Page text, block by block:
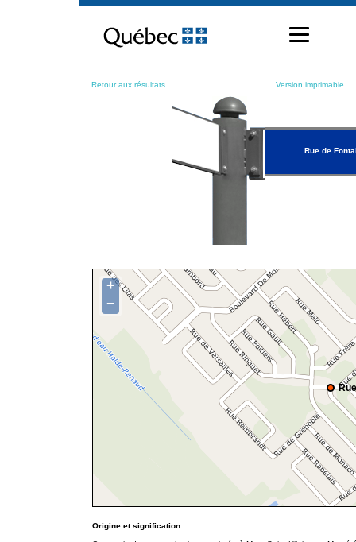
contenu
Retour aux résultats Version imprimable
Rue de
+
−
Origine et signification